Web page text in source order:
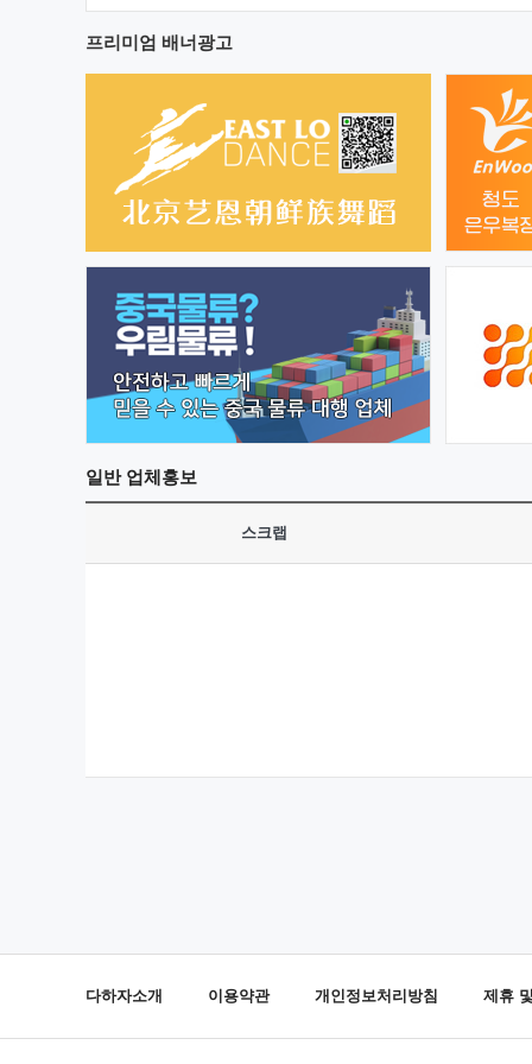
프리미엄 배너광고
일반업체홍보
스크랩
다하자소개 이용약관 개인정보처리방침 제휴